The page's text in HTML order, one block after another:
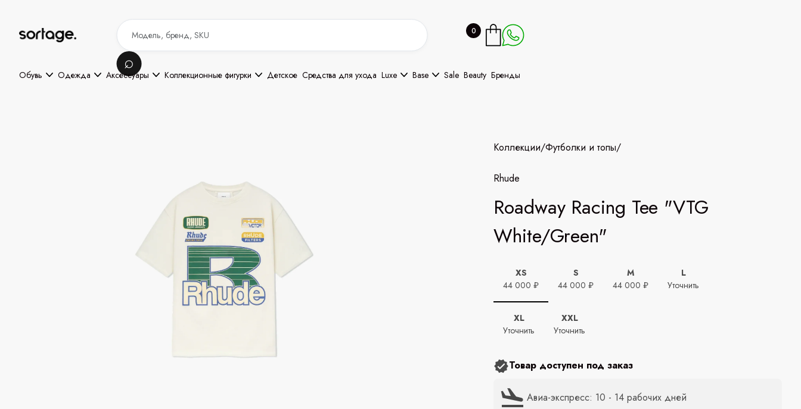
0
Обувь Одежда Аксессуары Коллекционные фигурки Детское Средства для ухода Luxe Base Sale Beauty Бренды
Коллекции/Футболки и топы/
Rhude
Roadway Racing Tee "VTG
White/Green"
XS
44 000 ₽
S
44 000 ₽
M
44 000 ₽
L
Уточнить
XL
Уточнить
XXL
Уточнить
Товар доступен под заказ
Авиа-экспресс: 10 - 14 рабочих дней